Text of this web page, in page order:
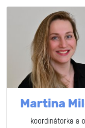
Martina
koordinátorka a